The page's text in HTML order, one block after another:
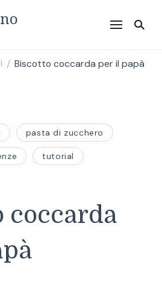
/ Biscotto coccarda per il papà
pasta di zucchero
tutorial
coccarda